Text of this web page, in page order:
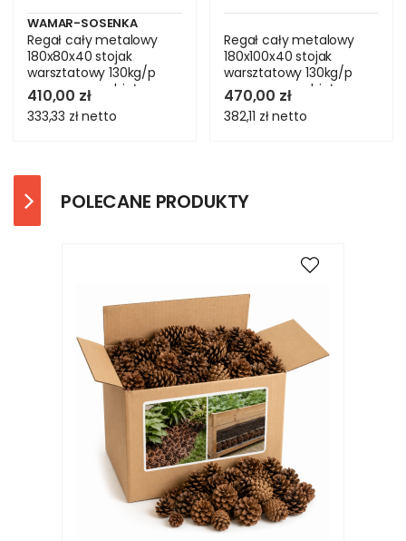
WAMAR-SOSENKA
Regał cały metalowy
180x80x40 stojak
warsztatowy 130kg/p
magazynowy biały
410,00 zł
333,33 złnetto
Regał cały metalowy
180x100x40 stojak
warsztatowy 130kg/p
magazynowy biały
470,00 zł
382,11 złnetto
POLECANE PRODUKTY